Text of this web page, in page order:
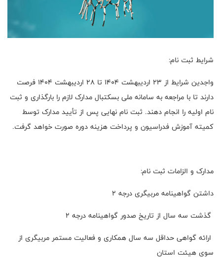
شرایط ثبت نام:
واجدین شرایط از ۲۳ اردیبهشت ۱۴۰۴ تا ۲۸ اردیبهشت ۱۴۰۴ فرصت
دارند تا با مراجعه به سامانه ملی بسکتبال مدارک لازم را بارگذاری و ثبت
نام اولیه را انجام دهند. ثبت نام نهایی پس از تأیید مدارک توسط
کمیته آموزش فدراسیون و پرداخت هزینه دوره صورت خواهد گرفت.
مدارک و الزامات ثبت نام:
داشتن گواهینامه مربیگری درجه ۲
گذشت سه سال از تاریخ صدور گواهینامه درجه ۲
ارائه گواهی حداقل سه سال همکاری و فعالیت مستمر مربیگری از
سوی هیئت استان